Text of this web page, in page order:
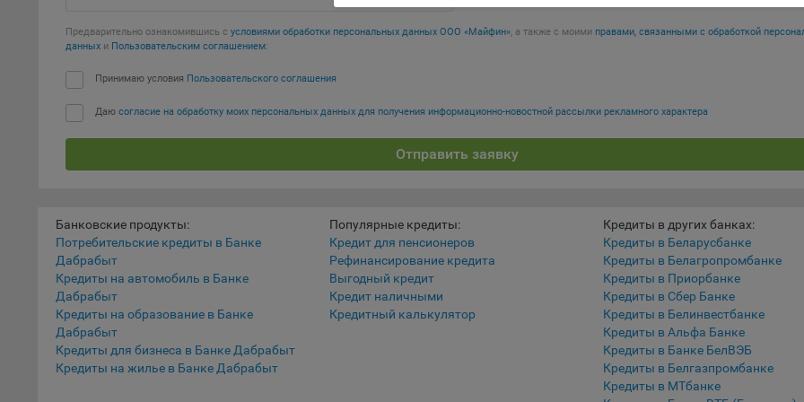
настройках своего браузера.
5.1. Обеспечение удобства пользователей сайтов;
дальнейшего улучшения работы сайтов;
5.4. Создание и предоставление персонализированной рекламы
регистрации либо входе в систему, или для оставления отзыва либо
комментария. Данные файлы cookie используются в целях обеспечения
корректной работы сайтов и полноценного использования его
пользователем, не могут быть отключены в системах. Вместе с тем,
может настроить браузер, чтобы он блокировал такие файлы сookie или
уведомлял пользователя об их использовании — но в таком случае
9.2. Функциональные файлы cookie, например, определяющие имя
Данные файлы cookie используются для обеспечения работы некоторых
Предварительно ознакомившись с условиями обработки персональных данных ООО «Майфин», а также с моими правами, связанными с обработкой
данных и Пользовательским соглашением:
Принимаю условия Пользовательского соглашения
Даю согласие на обработку моих персональных данных для получения информационно-новостной рассылки рекламного характера
Отправить заявку
Банковские продукты:
Потребительские кредиты в Банке
Дабрабыт
Кредиты на автомобиль в Банке
Дабрабыт
Кредиты на образование в Банке
Дабрабыт
Кредиты для бизнеса в Банке Дабрабыт
Кредиты на жилье в Банке Дабрабыт
Популярные кредиты:
Кредит для пенсионеров
Рефинансирование кредита
Выгодный кредит
Кредит наличными
Кредитный калькулятор
Кредиты в других банках:
Кредиты в Беларусбанке
Кредиты в Белагропромбанке
Кредиты в Приорбанке
Кредиты в Сбер Банке
Кредиты в Белинвестбанке
Кредиты в Альфа Банке
Кредиты в Банке БелВЭБ
Кредиты в Белгазпромбанке
Кредиты в МТбанке